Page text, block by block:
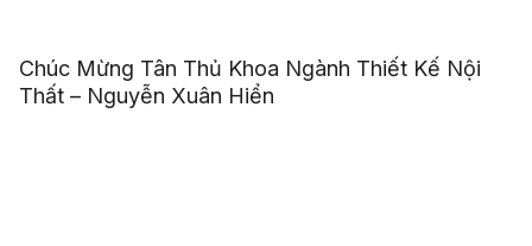
Chúc Mừng Tân Thủ Khoa Ngành Thiết Kế Nội
Thất – Nguyễn Xuân Hiển